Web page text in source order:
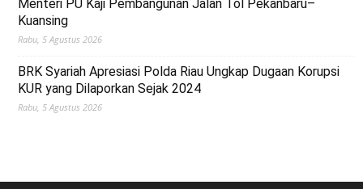
Menteri PU Kaji Pembangunan Jalan Tol Pekanbaru–
Kuansing
Rabu, 5 Agustus 2026
BRK Syariah Apresiasi Polda Riau Ungkap Dugaan Korupsi
KUR yang Dilaporkan Sejak 2024
Rabu, 5 Agustus 2026